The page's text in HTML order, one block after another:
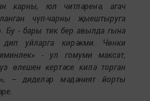
карны, юл читләренә, агач
чүп-чарны җыештыруга
Бу - бары тик бер авылда гына
уйларга кирәкми. Чөнки
- ул гомуми максат,
өлешен кертәсе килә торган
– диделәр мәдәният йорты